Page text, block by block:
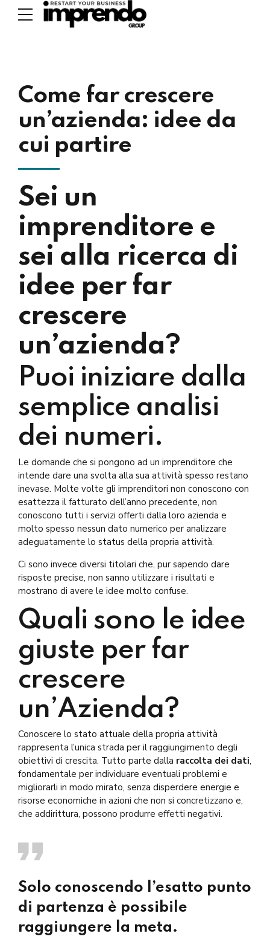
Come far crescere
un’azienda: idee da
cui partire
Sei un
imprenditore e
sei alla ricerca di
idee per far
crescere
un’azienda?
Puoi iniziare dalla
semplice analisi
dei numeri.
Le domande che si pongono ad un imprenditore che
intende dare una svolta alla sua attività spesso restano
inevase. Molte volte gli imprenditori non conoscono con
esattezza il fatturato dell’anno precedente, non
conoscono tutti i servizi offerti dalla loro azienda e
molto spesso nessun dato numerico per analizzare
adeguatamente lo status della propria attività.
Ci sono invece diversi titolari che, pur sapendo dare
risposte precise, non sanno utilizzare i risultati e
mostrano di avere le idee molto confuse.
Quali sono le idee
giuste per far
crescere
un’Azienda?
Conoscere lo stato attuale della propria attività
rappresenta l’unica strada per il raggiungimento degli
obiettivi di crescita. Tutto parte dalla raccolta dei dati,
fondamentale per individuare eventuali problemi e
migliorarli in modo mirato, senza disperdere energie e
risorse economiche in azioni che non si concretizzano e,
che addirittura, possono produrre effetti negativi.
Solo conoscendo l’esatto punto
di partenza è possibile
raggiungere la meta.